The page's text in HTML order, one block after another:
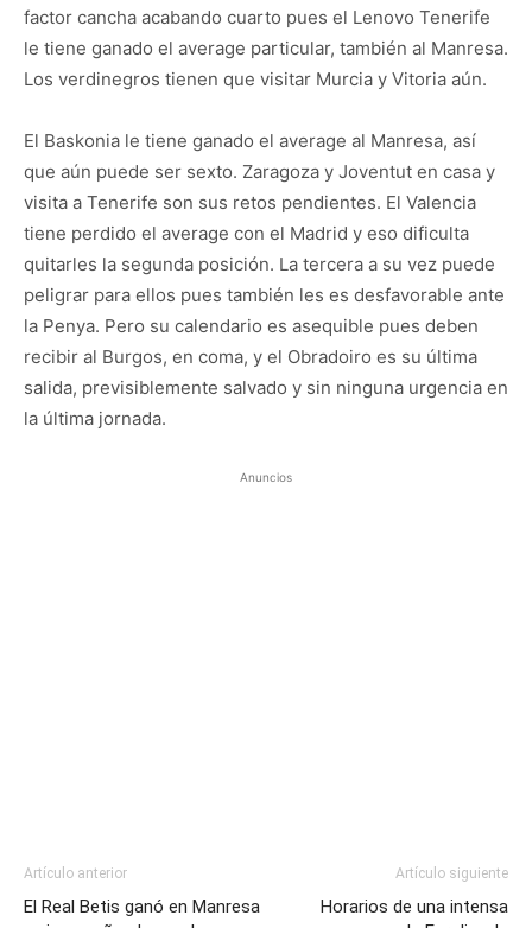
factor cancha acabando cuarto pues el Lenovo Tenerife
le tiene ganado el average particular, también al Manresa.
Los verdinegros tienen que visitar Murcia y Vitoria aún.
El Baskonia le tiene ganado el average al Manresa, así
que aún puede ser sexto. Zaragoza y Joventut en casa y
visita a Tenerife son sus retos pendientes. El Valencia
tiene perdido el average con el Madrid y eso dificulta
quitarles la segunda posición. La tercera a su vez puede
peligrar para ellos pues también les es desfavorable ante
la Penya. Pero su calendario es asequible pues deben
recibir al Burgos, en coma, y el Obradoiro es su última
salida, previsiblemente salvado y sin ninguna urgencia en
la última jornada.
Anuncios
Artículo anterior
El Real Betis ganó en Manresa
Artículo siguiente
Horarios de una intensa